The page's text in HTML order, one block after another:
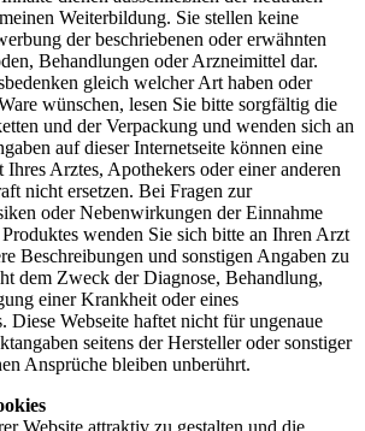
Weiterbildung. Sie stellen keine
der beschriebenen oder erwähnten
Behandlungen oder Arzneimittel dar.
gleich welcher Art haben oder
wünschen, lesen Sie bitte sorgfältig die
und der Verpackung und wenden sich an
auf dieser Internetseite können eine
Arztes, Apothekers oder einer anderen
nicht ersetzen. Bei Fragen zur
oder Nebenwirkungen der Einnahme
wenden Sie sich bitte an Ihren Arzt
Beschreibungen und sonstigen Angaben zu
dem Zweck der Diagnose, Behandlung,
einer Krankheit oder eines
Diese Webseite haftet nicht für ungenaue
seitens der Hersteller oder sonstiger
Ansprüche bleiben unberührt.
Website attraktiv zu gestalten und die